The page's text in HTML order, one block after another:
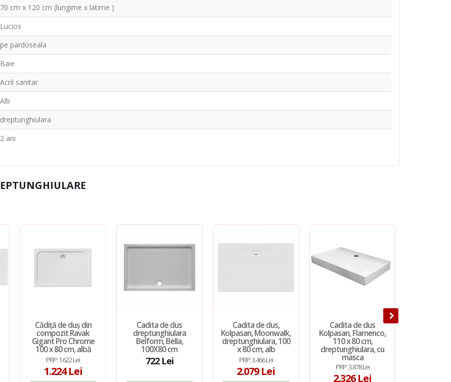
70 cm x 120 cm (lungime x latime )
Lucios
pe pardoseala
Baie
Acril sanitar
Alb
dreptunghiulara
2 ani
Cădiță de duș din
compozit Ravak
Gigant Pro Chrome
100 x 80 cm, albă
PRP: 1.622 Lei
1.224 Lei
Cadita de dus
dreptunghiulara
Belform, Bella,
100X80 cm
722 Lei
Cadita de dus,
Kolpasan, Moonwalk,
dreptunghiulara, 100
x 80 cm, alb
PRP: 3.466 Lei
2.079 Lei
Cadita de dus
Kolpasan, Flamenco,
110 x 80 cm,
dreptunghiulara, cu
masca
PRP: 3.878 Lei
2.326 Lei